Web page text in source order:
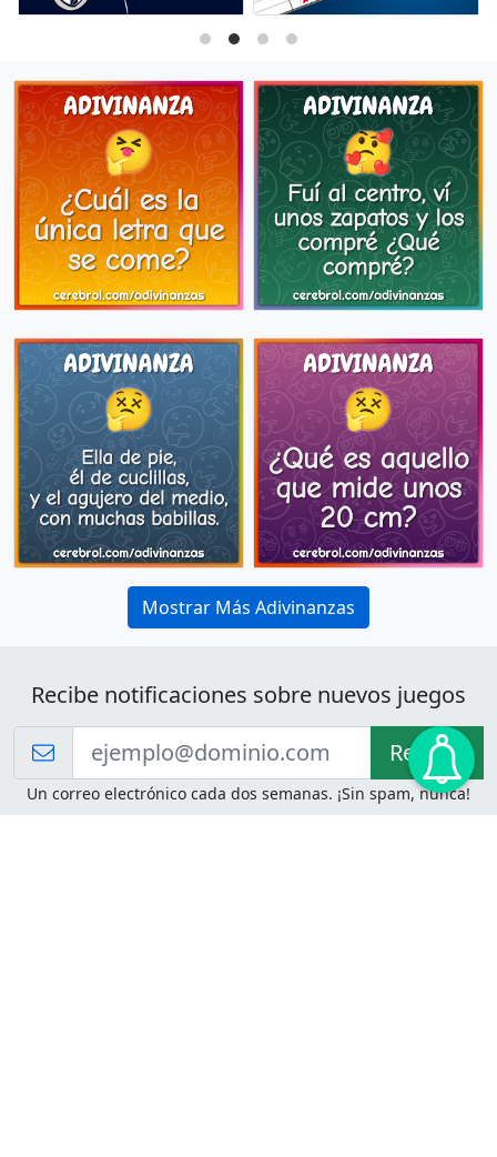
Mostrar Más Adivinanzas
Recibe notificaciones sobre nuevos juegos
Recibir!
Un correo electrónico cada dos semanas. ¡Sin spam, nunca!